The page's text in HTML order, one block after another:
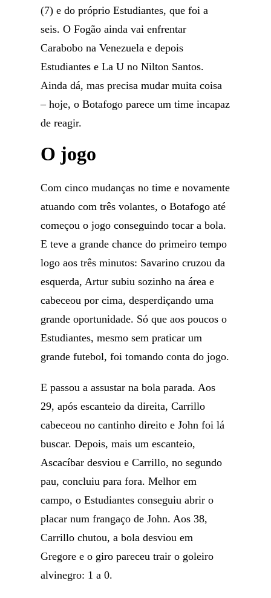
(7) e do próprio Estudiantes, que foi a
seis. O Fogão ainda vai enfrentar
Carabobo na Venezuela e depois
Estudiantes e La U no Nilton Santos.
Ainda dá, mas precisa mudar muita coisa
– hoje, o Botafogo parece um time incapaz
de reagir.
O jogo
Com cinco mudanças no time e novamente
atuando com três volantes, o Botafogo até
começou o jogo conseguindo tocar a bola.
E teve a grande chance do primeiro tempo
logo aos três minutos: Savarino cruzou da
esquerda, Artur subiu sozinho na área e
cabeceou por cima, desperdiçando uma
grande oportunidade. Só que aos poucos o
Estudiantes, mesmo sem praticar um
grande futebol, foi tomando conta do jogo.
E passou a assustar na bola parada. Aos
29, após escanteio da direita, Carrillo
cabeceou no cantinho direito e John foi lá
buscar. Depois, mais um escanteio,
Ascacíbar desviou e Carrillo, no segundo
pau, concluiu para fora. Melhor em
campo, o Estudiantes conseguiu abrir o
placar num frangaço de John. Aos 38,
Carrillo chutou, a bola desviou em
Gregore e o giro pareceu trair o goleiro
alvinegro: 1 a 0.